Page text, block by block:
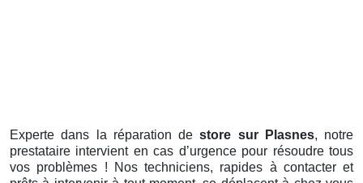
Experte dans la réparation destore sur Plasnes, notre
prestataire intervient en cas d’urgence pour résoudre tous
vos problèmes ! Nos techniciens, rapides à contacter et